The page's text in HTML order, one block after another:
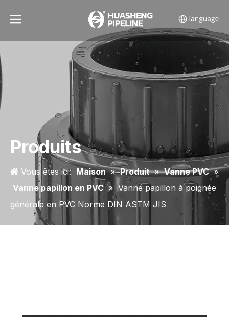
Produits
Vous êtes ici: Maison » Produit » Vanne PVC »
Vanne papillon en PVC » Vanne papillon à poignée
générale en PVC Norme DIN ASTM JIS